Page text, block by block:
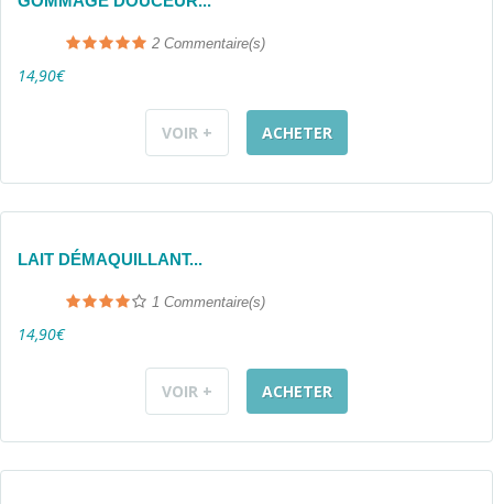
2 Commentaire(s)
14,90€
VOIR + ACHETER
LAIT DÉMAQUILLANT...
1 Commentaire(s)
14,90€
VOIR + ACHETER